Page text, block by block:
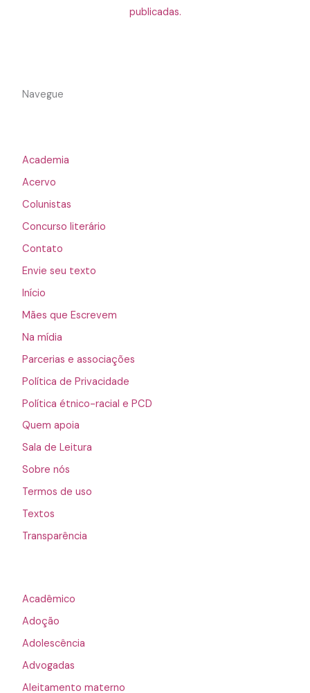
publicadas.
Navegue
Academia
Acervo
Colunistas
Concurso literário
Contato
Envie seu texto
Início
Mães que Escrevem
Na mídia
Parcerias e associações
Política de Privacidade
Política étnico-racial e PCD
Quem apoia
Sala de Leitura
Sobre nós
Termos de uso
Textos
Transparência
Acadêmico
Adoção
Adolescência
Advogadas
Aleitamento materno